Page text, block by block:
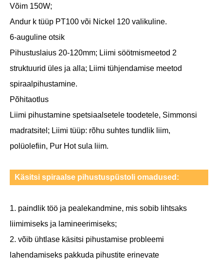
Võim 150W;
Andur k tüüp PT100 või Nickel 120 valikuline.
6-auguline otsik
Pihustuslaius 20-120mm; Liimi söötmismeetod 2
struktuurid üles ja alla; Liimi tühjendamise meetod
spiraalpihustamine.
Põhitaotlus
Liimi pihustamine spetsiaalsetele toodetele, Simmonsi
madratsitel; Liimi tüüp: rõhu suhtes tundlik liim,
polüolefiin, Pur Hot sula liim.
Käsitsi spiraalse pihustuspüstoli omadused:
1. paindlik töö ja pealekandmine, mis sobib lihtsaks
liimimiseks ja lamineerimiseks;
2. võib ühtlase käsitsi pihustamise probleemi
lahendamiseks pakkuda pihustite erinevate